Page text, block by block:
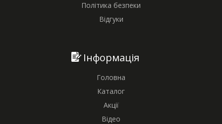
Політика безпеки
Відгуки
Інформація
Головна
Каталог
Акції
Відео